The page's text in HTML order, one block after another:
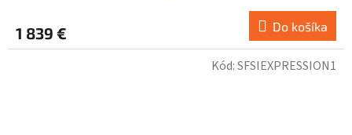
1 839 € Do košíka
Kód:SFSIEXPRESSION1